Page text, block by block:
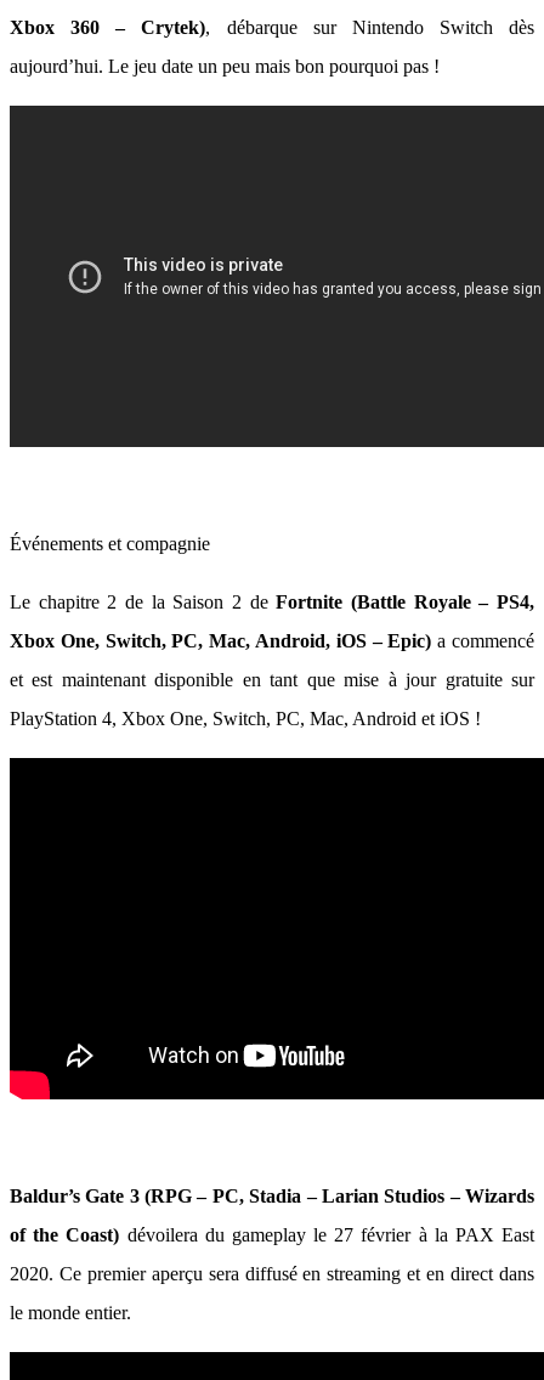
Xbox 360 – Crytek), débarque sur Nintendo Switch dès
aujourd’hui. Le jeu date un peu mais bon pourquoi pas !
Événements et compagnie
Le chapitre 2 de la Saison 2 deFortnite (Battle Royale – PS4,
Xbox One, Switch, PC, Mac, Android, iOS – Epic) a commencé
et est maintenant disponible en tant que mise à jour gratuite sur
PlayStation 4, Xbox One, Switch, PC, Mac, Android et iOS !
Baldur’s Gate 3 (RPG – PC, Stadia – Larian Studios – Wizards
of the Coast) dévoilera du gameplay le 27 février à la PAX East
2020. Ce premier aperçu sera diffusé en streaming et en direct dans
le monde entier.